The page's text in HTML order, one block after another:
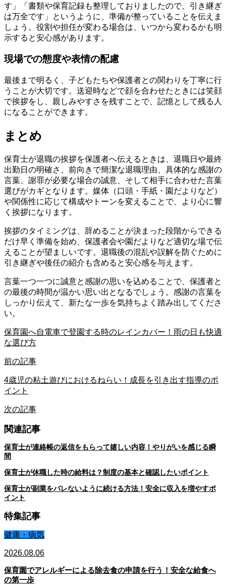
す」「書類や保育記録も整理しておりましたので、引き継ぎ
は万全です」というように、準備が整っていることを伝えま
しょう。役割や担任が変わる場合は、いつから変わるかも明
示すると安心感があります。
現場での態度や表情の配慮
最後まで明るく、子どもたちや保護者との関わりを丁寧に行
うことが大切です。送迎時などで顔を合わせたときには笑顔
で挨拶をし、親しみやすさを残すことで、記憶として残る人
になることができます。
まとめ
保育士が退職の挨拶を保護者へ伝えるときは、退職日や最終
出勤日の明確さ、前向きで簡潔な退職理由、具体的な感謝の
言葉、謝罪が必要な場合の誠意、そして相手に合わせた言葉
選びがカギとなります。媒体（口頭・手紙・園だよりなど）
や関係性に応じて構成やトーンを変えることで、より心に響
く挨拶になります。
挨拶のタイミングは、辞めることが決まった段階からできる
だけ早く準備を始め、保護者会や園だよりなど適切な場で伝
えることが望ましいです。退職後の混乱や誤解を防ぐために
引き継ぎや後任の紹介も含めると安心感を与えます。
言葉一つ一つに誠意と感謝の思いを込めることで、保護者と
の最後の時間が温かい思い出となるでしょう。感謝の言葉を
しっかり伝えて、新たな一歩を気持ちよく踏み出してくださ
い。
保育園へ自電車で登園する時のレインカバー！雨の日も快適
な選び方
前の記事
4歳児の粘土遊びにおけるねらい！成長を引き出す指導のポ
イント
次の記事
関連記事
保育士が連絡帳の返信をもらって嬉しい内容！やりがいを感じる瞬
間
保育士が休職した時の給料は？制度の基本と確認したいポイント
保育士が副業をバレないように続ける方法！安全に収入を増やすポ
イント
特集記事
健康・病気
2026.08.06
保育園でアレルギーによる除去食の申請を行う！安全な給食へ
の第一歩